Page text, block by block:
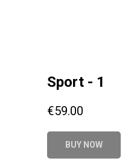
Sport - 1
€59.00
BUY NOW